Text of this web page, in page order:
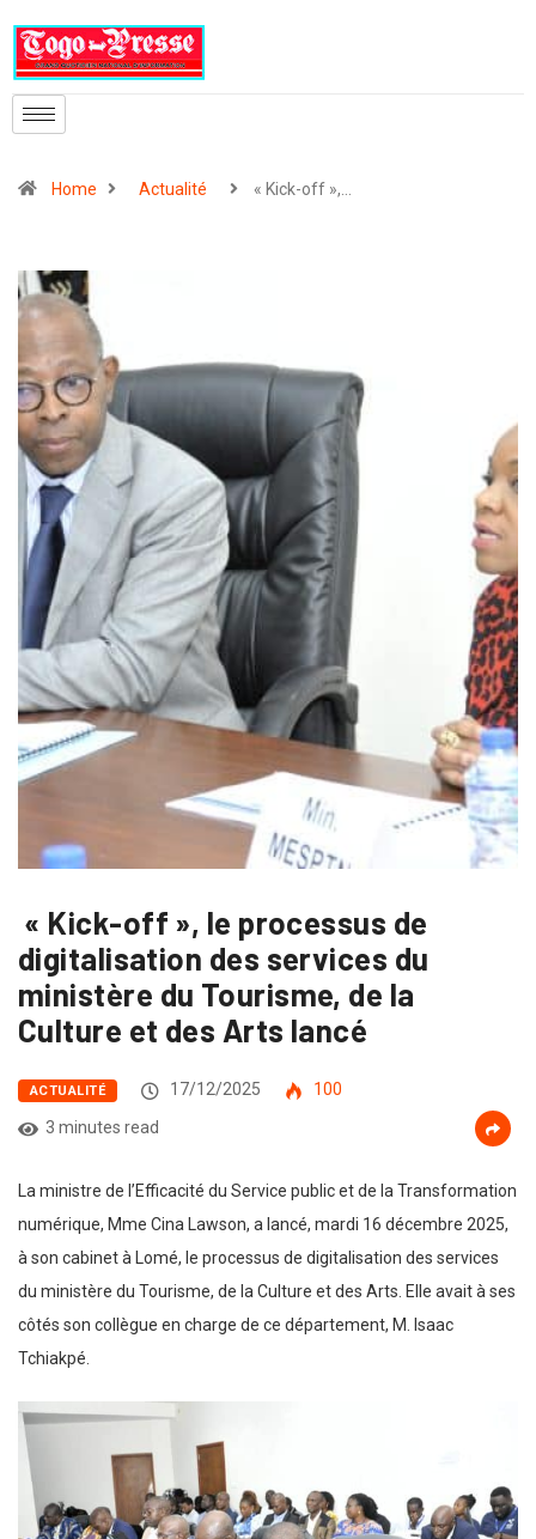
Home Actualité « Kick-off »,…
« Kick-off », le processus de
digitalisation des services du
ministère du Tourisme, de la
Culture et des Arts lancé
ACTUALITÉ 17/12/2025
100
3 minutes read
La ministre de l’Efficacité du Service public et de la Transformation
numérique, Mme Cina Lawson, a lancé, mardi 16 décembre 2025,
à son cabinet à Lomé, le processus de digitalisation des services
du ministère du Tourisme, de la Culture et des Arts. Elle avait à ses
côtés son collègue en charge de ce département, M. Isaac
Tchiakpé.